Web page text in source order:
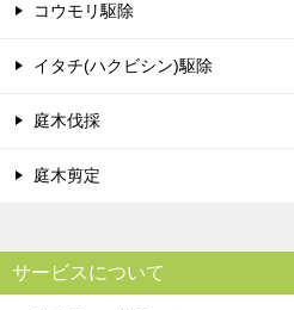
コウモリ駆除
イタチ(ハクビシン)駆除
庭木伐採
庭木剪定
サービスについて